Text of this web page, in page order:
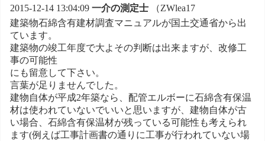
2015-12-14 13:04:09 一介の測定士 （ZWlea17
建築物石綿含有建材調査マニュアルが国土交通省から出
ています。
建築物の竣工年度で大よその判断は出来ますが、改修工
事の可能性
にも留意して下さい。
言葉が足りませんでした。
建物自体が平成2年築なら、配管エルボーに石綿含有保温
材は使われていないでいいと思いますが、建物自体が古
い場合、石綿含有保温材が残っている可能性も考えられ
ます(例えば工事計画書の通りに工事が行われていない場